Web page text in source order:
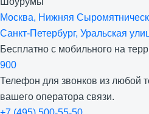
Москва, Нижняя
Санкт-Петербург, Уральская
Бесплатно с мобильного на
900
Телефон для звонков из любой
вашего оператора связи.